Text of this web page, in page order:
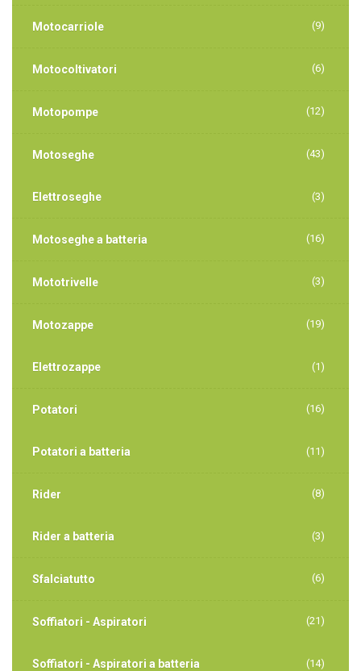
Motocarriole (9)
Motocoltivatori (6)
Motopompe (12)
Motoseghe (43)
Elettroseghe (3)
Motoseghe a batteria (16)
Mototrivelle (3)
Motozappe (19)
Elettrozappe (1)
Potatori (16)
Potatori a batteria (11)
Rider (8)
Rider a batteria (3)
Sfalciatutto (6)
Soffiatori - Aspiratori (21)
Soffiatori - Aspiratori a batteria (14)